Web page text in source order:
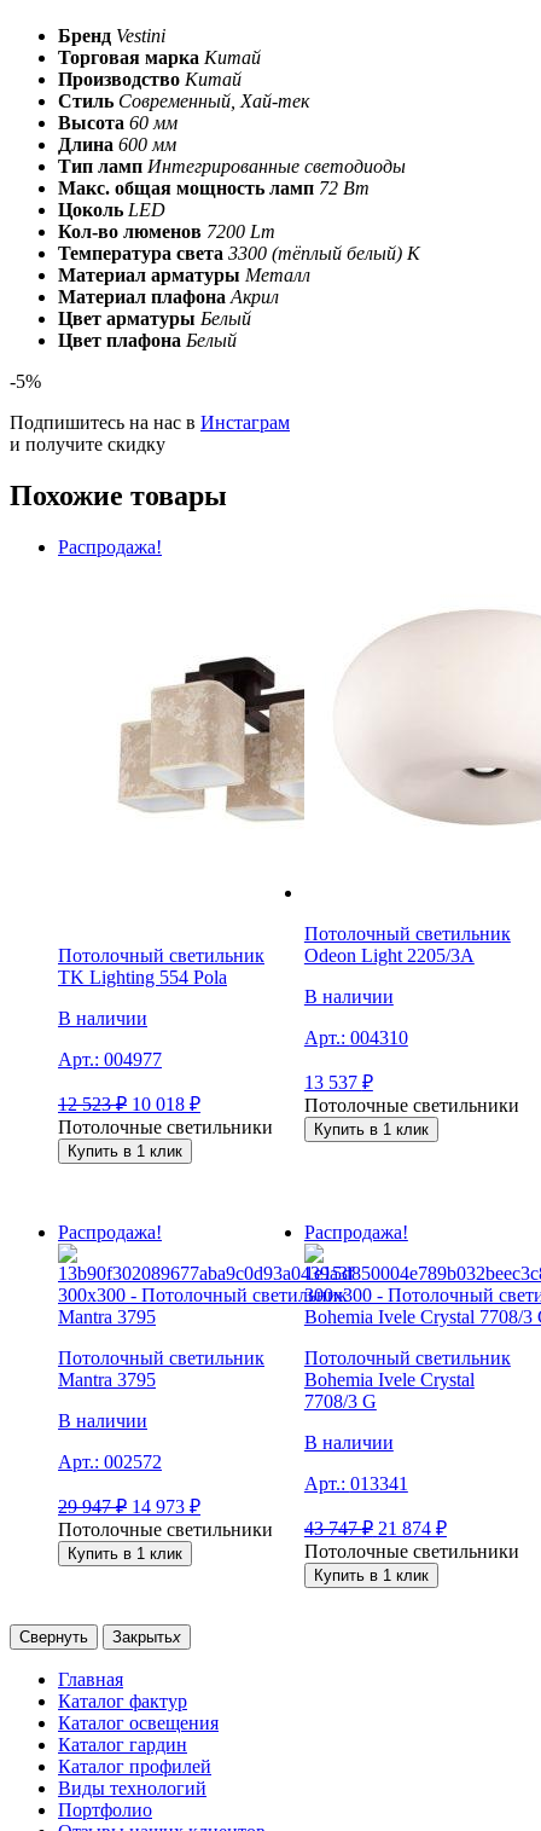
Бренд Vestini
Торговая марка Китай
Производство Китай
Стиль Современный, Хай-тек
Высота 60 мм
Длина 600 мм
Тип ламп Интегрированные светодиоды
Макс. общая мощность ламп 72 Вт
Цоколь LED
Кол-во люменов 7200 Lm
Температура света 3300 (тёплый белый) К
Материал арматуры Металл
Материал плафона Акрил
Цвет арматуры Белый
Цвет плафона Белый
-5%
Подпишитесь на нас в Инстаграм
и получите скидку
Похожие товары
Распродажа!
Потолочный светильник
TK Lighting 554 Pola
В наличии
Арт.: 004977
12 523₽ 10 018 ₽
Потолочные светильники
Купить в 1 клик
Потолочный светильник
Odeon Light 2205/3A
В наличии
Арт.: 004310
13 537 ₽
Потолочные светильники
Купить в 1 клик
Распродажа!
Потолочный светильник
Mantra 3795
В наличии
Арт.: 002572
29 947₽ 14 973 ₽
Потолочные светильники
Купить в 1 клик
Распродажа!
Потолочный светильник
Bohemia Ivele Crystal
7708/3 G
В наличии
Арт.: 013341
43 747₽ 21 874 ₽
Потолочные светильники
Купить в 1 клик
Свернуть Закрытьx
Главная
Каталог фактур
Каталог освещения
Каталог гардин
Каталог профилей
Виды технологий
Портфолио